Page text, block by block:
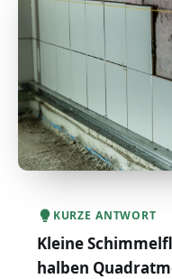
KURZE ANTWORT
Kleine
halben